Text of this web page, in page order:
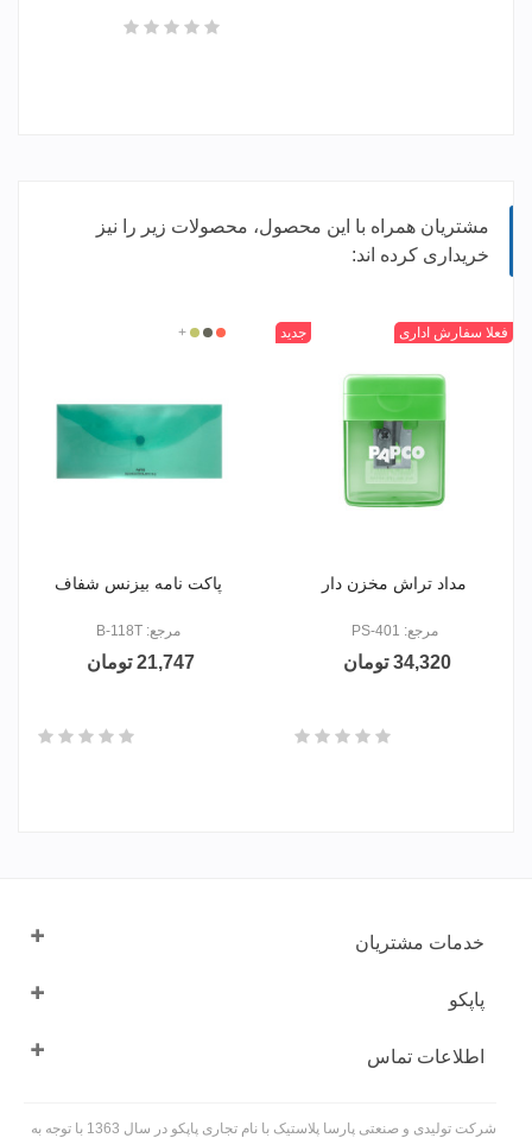
مشتریان همراه با این محصول، محصولات زیر را نیز
خریداری کرده اند:
مشکی
بنفشقرمز
زرد+ جدید فعلا سفارش اداری
مداد تراش مخزن دار
مرجع: PS-401
34,320 تومان
بیقرمزدودی
زرد+
پاکت نامه بیزنس شفاف
مرجع: B-118T
21,747 تومان
خدمات مشتریان
پاپکو
اطلاعات تماس
شرکت تولیدی و صنعتی پارسا پلاستیک با نام تجاری پاپکو در سال 1363 با توجه به